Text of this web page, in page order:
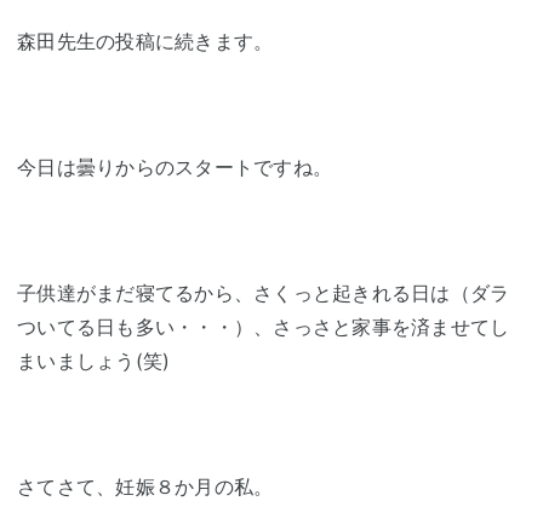
森田先生の投稿に続きます。
今日は曇りからのスタートですね。
子供達がまだ寝てるから、さくっと起きれる日は（ダラ
ついてる日も多い・・・）、さっさと家事を済ませてし
まいましょう(笑)
さてさて、妊娠８か月の私。